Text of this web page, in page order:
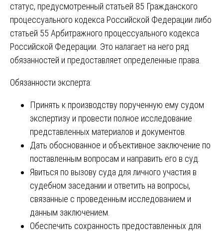
статус, предусмотренный статьей 85 Гражданского
процессуального кодекса Российской Федерации либо
статьей 55 Арбитражного процессуального кодекса
Российской Федерации. Это налагает на него ряд
обязанностей и предоставляет определенные права.
Обязанности эксперта:
Принять к производству порученную ему судом
экспертизу и провести полное исследование
представленных материалов и документов.
Дать обоснованное и объективное заключение по
поставленным вопросам и направить его в суд.
Явиться по вызову суда для личного участия в
судебном заседании и ответить на вопросы,
связанные с проведенным исследованием и
данным заключением.
Обеспечить сохранность предоставленных для